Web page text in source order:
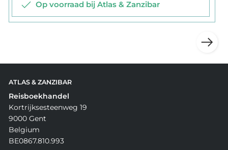
Op voorraad bij Atlas & Zanzibar
ATLAS & ZANZIBAR
Reisboekhandel
Kortrijksesteenweg 19
9000 Gent
Belgium
BE0867.810.993